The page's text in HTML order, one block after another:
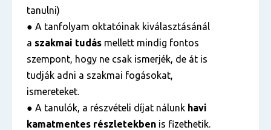
tanulni)
● A tanfolyam oktatóinak kiválasztásánál
a szakmai tudás mellett mindig fontos
szempont, hogy ne csak ismerjék, de át is
tudják adni a szakmai fogásokat,
ismereteket.
● A tanulók, a részvételi díjat nálunk havi
kamatmentes részletekben is fizethetik.